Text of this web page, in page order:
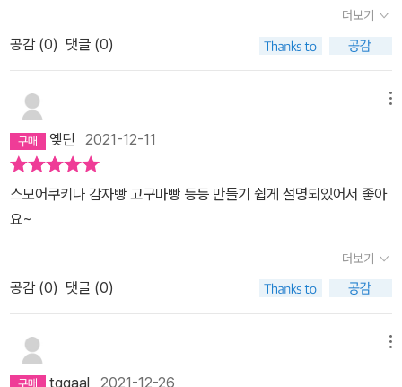
번 만들어보시라고 추천합니닷정말 맛있는 바스크치즈케이크 레시피
가 필요하다면 진기베 2탄을 펼쳐보세요^^맛있는 디저트 혼자만 먹
없었는데 요거 때문에 결국 도구를 또 하나 늘였지머예요 ㅋㅋ반응이
너무 좋아서 이번 설명절에도 여러개 구워낼 예정이예요흑임자 넣어
꼬소하고 은은한 단맛이 념 매력적이라빵을 그닥 좋아하지않으시는
친정부모님도 요건 맛있게 드실것같아요#딸기 프레지에케이크초보
에게는 고난위였던 레시피였지만손이 많이 갔던만큼 맛으로 보답해
레시피예요너무너무 맛있어서 그야말로 순삭!!전 앞으로 케이크 이것
만 만들어먹을려구요!!!#캐러멜온도계 사길 잘했다싶게 만든 캐러
멜..........우왕 여태껏 먹은 캐러멜은 뭐였지?고급스런 달달구리 간식
요건 최애 당충전 디저트가 되었고요#소금빵베이커리에서 꼭 집어
오던 소금빵아직 발효빵은 익숙지못한터라 발효도 종종 실패하고 성
들었는데 파는 것과 비교가 안되게 맛있다. 창업해도 될 정도로 맛있
는 레시피가 가득한 진기베는2 나만 알고 싶지만 인기 트랜드 맛보장
레시피를 찾고 있는 베이커들이 있다면 이책을 강추한다..
더보기
공감 (0) 댓글 (0)
옞딘 2021-12-11
스모어쿠키나 감자빵 고구마빵 등등 만들기 쉽게 설명되있어서 좋아
요~
더보기
공감 (0) 댓글 (0)
tggaal 2021-12-26